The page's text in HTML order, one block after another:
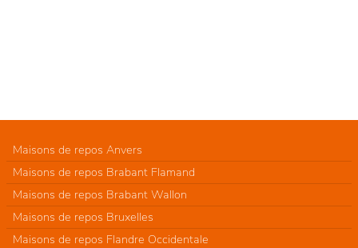
Maisons de repos Anvers
Maisons de repos Brabant Flamand
Maisons de repos Brabant Wallon
Maisons de repos Bruxelles
Maisons de repos Flandre Occidentale